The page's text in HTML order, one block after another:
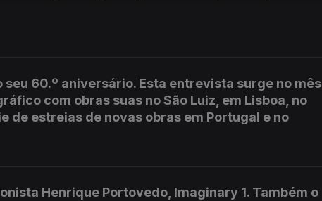
60.º aniversário. Esta entrevista surge no mês
com obras suas no São Luiz, em Lisboa, no
de estreias de novas obras em Portugal e no
Henrique Portovedo, Imaginary 1. Também o